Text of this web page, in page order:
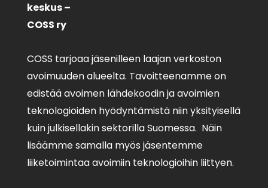
keskus –
COSS ry
COSS tarjoaa jäsenilleen laajan verkoston
avoimuuden alueelta. Tavoitteenamme on
edistää avoimen lähdekoodin ja avoimien
teknologioiden hyödyntämistä niin yksityisellä
kuin julkisellakin sektorilla Suomessa. Näin
lisäämme samalla myös jäsentemme
liiketoimintaa avoimiin teknologioihin liittyen.